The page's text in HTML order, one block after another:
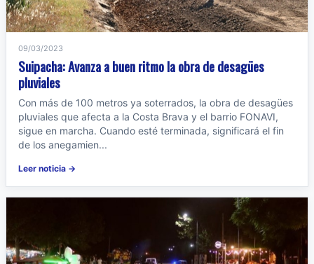
09/03/2023
Suipacha: Avanza a buen ritmo la obra de desagües
pluviales
Con más de 100 metros ya soterrados, la obra de desagües
pluviales que afecta a la Costa Brava y el barrio FONAVI,
sigue en marcha. Cuando esté terminada, significará el fin
de los anegamien...
Leer noticia →